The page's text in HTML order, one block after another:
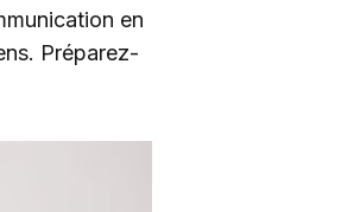
en
Préparez-